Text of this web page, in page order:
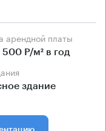
арендной платы
500 Р/м² в год
здание